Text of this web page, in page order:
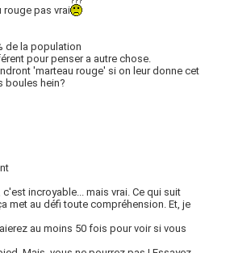
rouge pas vrai
de la population
pour penser a autre chose.
'marteau rouge' si on leur donne cet
boules hein?
c'est incroyable... mais vrai. Ce qui suit
met au défi toute compréhension. Et, je
au moins 50 fois pour voir si vous